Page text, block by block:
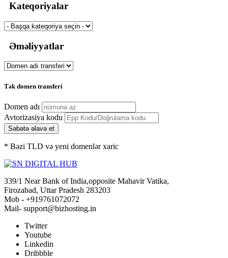
Kateqoriyalar
Əməliyyatlar
Tək domen transferi
Domen adı
Avtorizasiya kodu
Səbətə əlavə et
* Bəzi TLD və yeni domenlər xaric
339/1 Near Bank of India,opposite Mahavir Vatika,
Firozabad, Uttar Pradesh 283203
Mob - +919761072072
Mail- support@bizhosting.in
Twitter
Youtube
Linkedin
Dribbble